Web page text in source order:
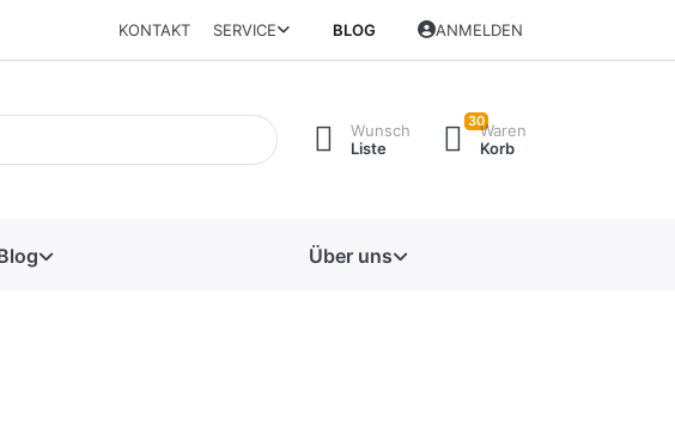
KONTAKT SERVICE BLOG ANMELDEN
Wunsch
Liste
30Waren
Korb
Über uns